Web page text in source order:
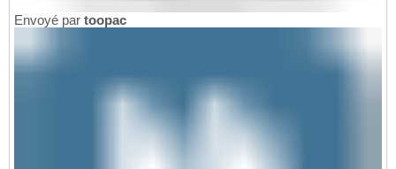
Envoyé par toopac